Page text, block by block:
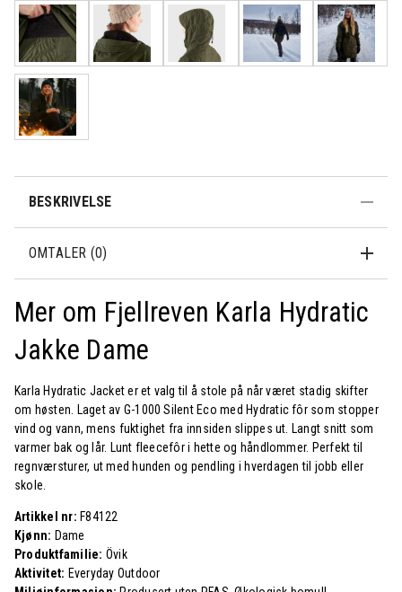
BESKRIVELSE
OMTALER (0)
Mer om Fjellreven Karla Hydratic
Jakke Dame
Karla Hydratic Jacket er et valg til å stole på når været stadig skifter
om høsten. Laget av G-1000 Silent Eco med Hydratic fôr som stopper
vind og vann, mens fuktighet fra innsiden slippes ut. Langt snitt som
varmer bak og lår. Lunt fleecefôr i hette og håndlommer. Perfekt til
regnværsturer, ut med hunden og pendling i hverdagen til jobb eller
skole.
Artikkel nr: F84122
Kjønn: Dame
Produktfamilie: Övik
Aktivitet: Everyday Outdoor